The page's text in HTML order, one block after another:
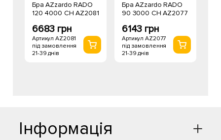
Бра AZzardo RADO
120 4000 CH AZ2081
6683 грн
Артикул AZ2081
під замовлення
21-39 днів
Бра AZzardo RADO
90 3000 CH AZ2077
6143 грн
Артикул AZ2077
під замовлення
21-39 днів
Інформація